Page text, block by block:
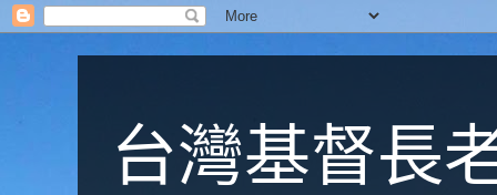
台灣基督長